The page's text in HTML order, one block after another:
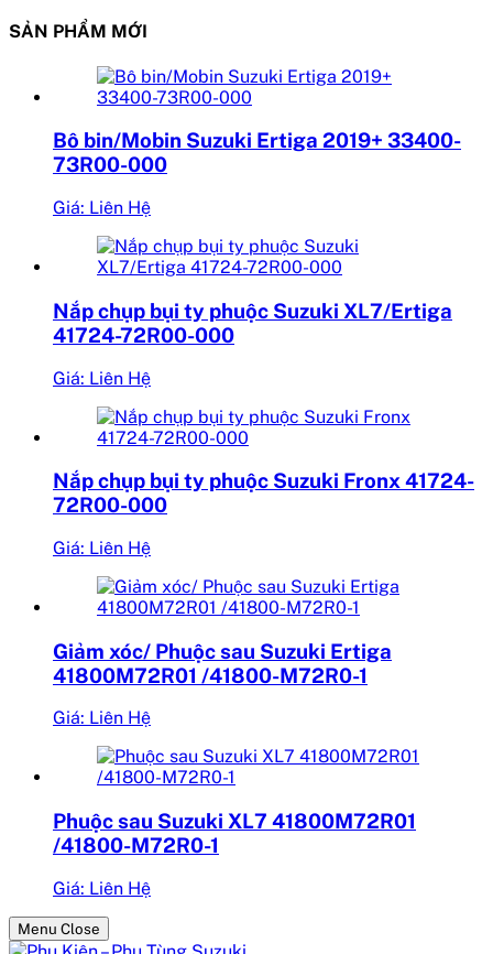
SẢN PHẨM MỚI
Bô bin/Mobin Suzuki Ertiga 2019+ 33400-
73R00-000
Giá: Liên Hệ
Nắp chụp bụi ty phuộc Suzuki XL7/Ertiga
41724-72R00-000
Giá: Liên Hệ
Nắp chụp bụi ty phuộc Suzuki Fronx 41724-
72R00-000
Giá: Liên Hệ
Giảm xóc/ Phuộc sau Suzuki Ertiga
41800M72R01 /41800-M72R0-1
Giá: Liên Hệ
Phuộc sau Suzuki XL7 41800M72R01
/41800-M72R0-1
Giá: Liên Hệ
Menu Close